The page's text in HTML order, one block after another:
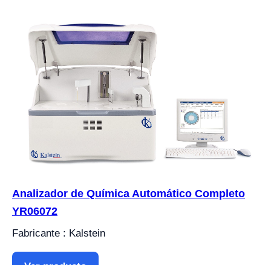
Analizador de Química Automático Completo
YR06072
Fabricante : Kalstein